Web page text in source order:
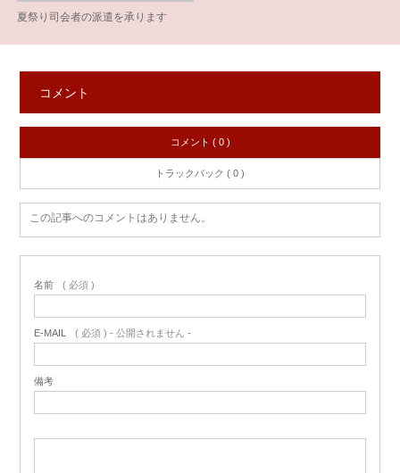
夏祭り司会者の派遣を承ります
コメント
コメント ( 0 )
トラックバック ( 0 )
この記事へのコメントはありません。
名前 ( 必須 )
E-MAIL ( 必須 ) - 公開されません -
備考